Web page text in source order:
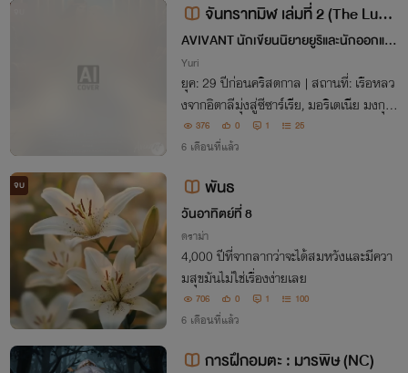
จันทราทมิฬ เล่มที่ 2 (The Luna
r Chains.No.2)
AVIVANT นักเขียนนิยายยูริและนักออกแบ
บ
Yuri
​ยุค: 29 ปีก่อนคริสตกาล | สถานที่: เรือหลว
งจากอิตาลีมุ่งสู่ซีซาร์เรีย, มอริเตเนีย มงกุฎ
ที่หนักอึ้ง ​กลิ่นเกลือทะเลและความหอมของ
ไม้ซีดาร์จากเรือหลวงโรมันแตกต่างจากกลิ่น
376 0 1 25
6 เดือนที่แล้ว
จบ พันธ
วันอาทิตย์ที่ 8
ดราม่า
4,000 ปีที่จากลากว่าจะได้สมหวังและมีควา
มสุขมันไม่ใช่เรื่องง่ายเลย
706 0 1 100
6 เดือนที่แล้ว
การฝึกอมตะ : มารพิษ (NC)